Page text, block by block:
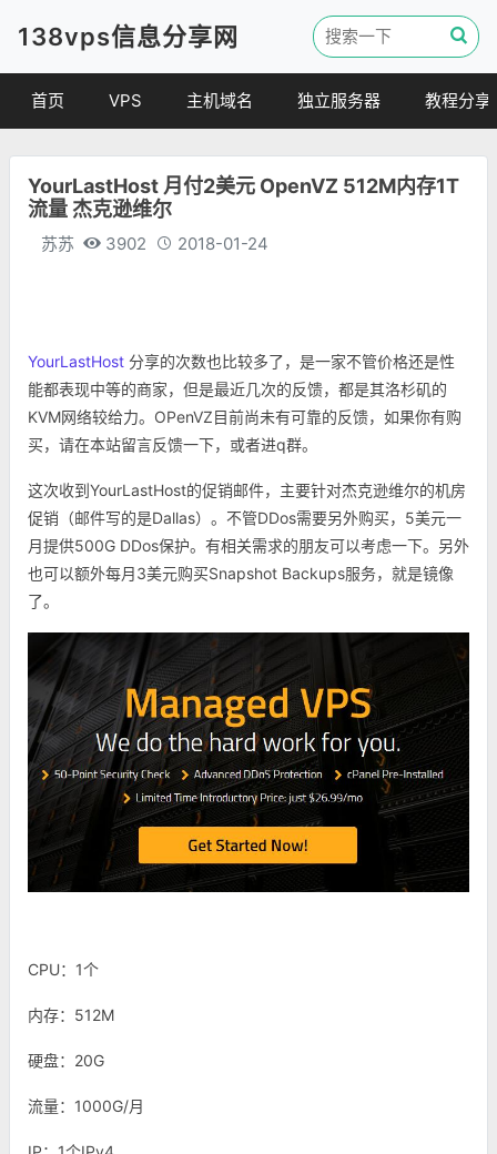
138vps信息分享网
首页 VPS
便宜VPS
VPS评测
主机域名
虚拟主机
独立服务器 教程分享
建站教程
YourLastHost 月付2美元 OpenVZ 512M内存1T
流量 杰克逊维尔
苏苏 3902 2018-01-24
YourLastHost 分享的次数也比较多了，是一家不管价格还是性
能都表现中等的商家，但是最近几次的反馈，都是其洛杉矶的
KVM网络较给力。OPenVZ目前尚未有可靠的反馈，如果你有购
买，请在本站留言反馈一下，或者进q群。
这次收到YourLastHost的促销邮件，主要针对杰克逊维尔的机房
促销（邮件写的是Dallas）。不管DDos需要另外购买，5美元一
月提供500G DDos保护。有相关需求的朋友可以考虑一下。另外
也可以额外每月3美元购买Snapshot Backups服务，就是镜像
了。
CPU：1个
内存：512M
硬盘：20G
流量：1000G/月